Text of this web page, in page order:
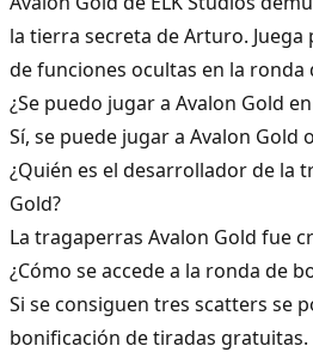
la tierra secreta de Arturo.
de funciones ocultas en la
¿Se puedo jugar a Avalon Gold
Sí, se puede jugar a Avalon Gold
¿Quién es el desarrollador de la
Gold?
La tragaperras Avalon Gold fue
¿Cómo se accede a la ronda de
Si se consiguen tres scatters se
bonificación de tiradas gratuitas.